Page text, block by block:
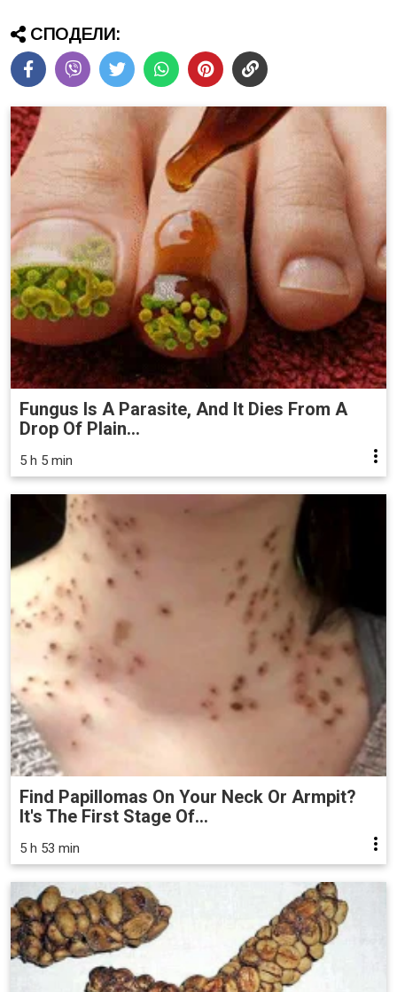
СПОДЕЛИ:
Fungus Is A Parasite, And It Dies From A
Drop Of Plain...
5 h 5 min
Find Papillomas On Your Neck Or Armpit?
It's The First Stage Of...
5 h 53 min